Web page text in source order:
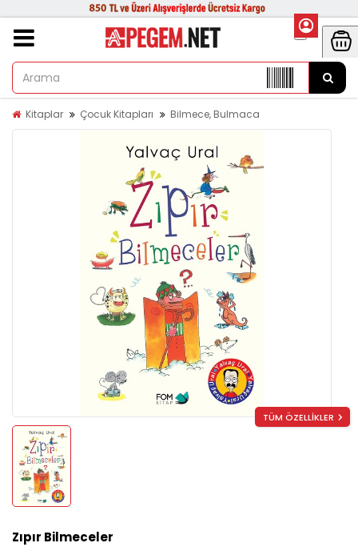
Kitaplar Çocuk Kitapları Bilmece, Bulmaca
TÜM ÖZELLİKLER
Zıpır Bilmeceler